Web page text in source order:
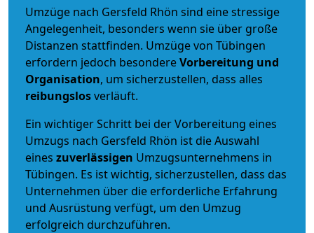
Umzüge nach Gersfeld Rhön sind eine stressige
Angelegenheit, besonders wenn sie über große
Distanzen stattfinden. Umzüge von Tübingen
erfordern jedoch besondereVorbereitung und
Organisation, um sicherzustellen, dass alles
reibungslosverläuft.
Ein wichtiger Schritt bei der Vorbereitung eines
Umzugs nach Gersfeld Rhön ist die Auswahl
eines zuverlässigen Umzugsunternehmens in
Tübingen. Es ist wichtig, sicherzustellen, dass das
Unternehmen über die erforderliche Erfahrung
und Ausrüstung verfügt, um den Umzug
erfolgreich durchzuführen.